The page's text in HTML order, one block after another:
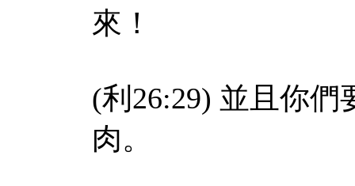
來！
(利26:29) 並且你
肉。